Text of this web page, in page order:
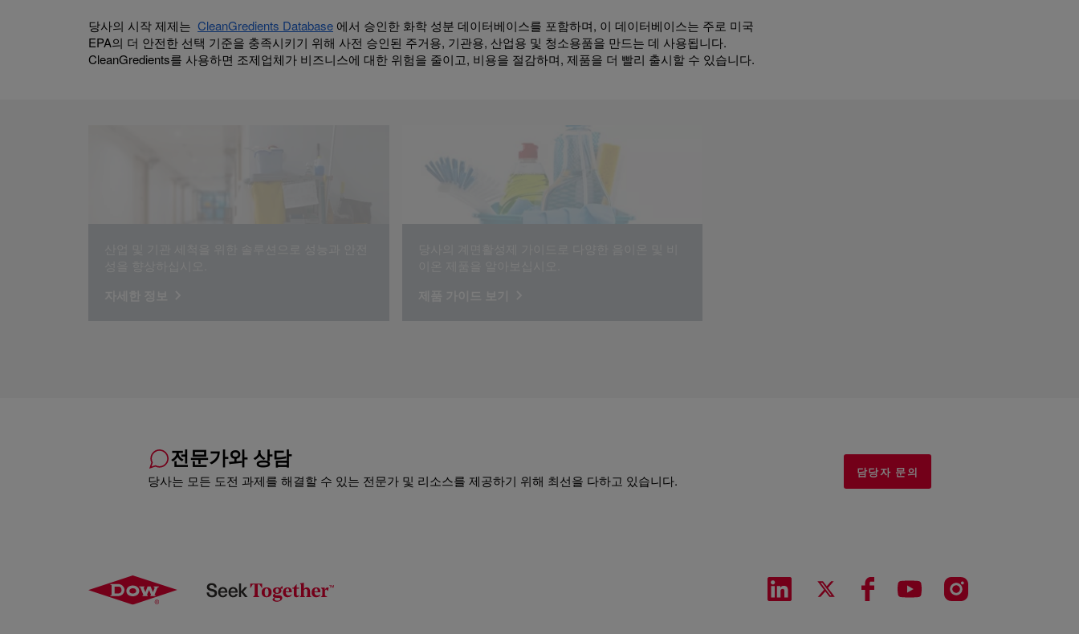
당사의 시작 제제는 CleanGredients Database 에서 승인한 화학 성분 데이터베이스를 포함하며, 이 데이터베이스는 주로 미국
EPA의 더 안전한 선택 기준을 충족시키기 위해 사전 승인된 주거용, 기관용, 산업용 및 청소용품을 만드는 데 사용됩니다.
CleanGredients를 사용하면 조제업체가 비즈니스에 대한 위험을 줄이고, 비용을 절감하며, 제품을 더 빨리 출시할 수 있습니다.
전문가와 상담
당사는 모든 도전 과제를 해결할 수 있는 전문가 및 리소스를 제공하기 위해 최선을 다하고 있습니다.
담당자 문의